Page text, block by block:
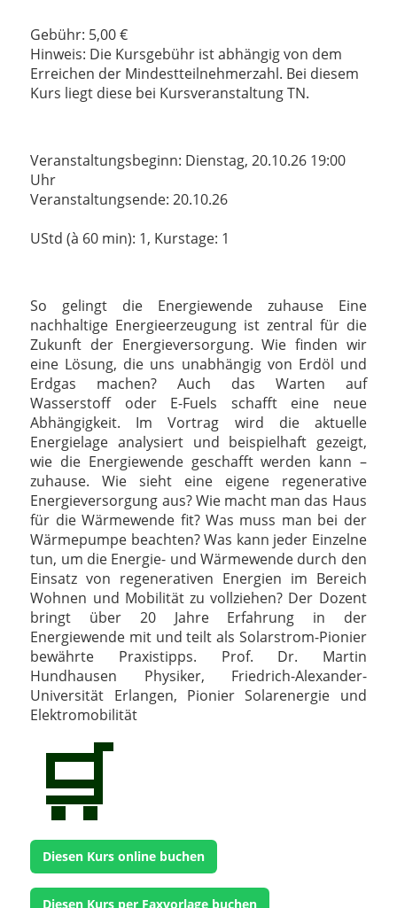
Gebühr: 5,00 €
Hinweis: Die Kursgebühr ist abhängig von dem
Erreichen der Mindestteilnehmerzahl. Bei diesem
Kurs liegt diese bei Kursveranstaltung TN.
Veranstaltungsbeginn: Dienstag, 20.10.26 19:00
Uhr
Veranstaltungsende: 20.10.26
UStd (à 60 min): 1, Kurstage: 1
So gelingt die Energiewende zuhause Eine
nachhaltige Energieerzeugung ist zentral für die
Zukunft der Energieversorgung. Wie finden wir
eine Lösung, die uns unabhängig von Erdöl und
Erdgas machen? Auch das Warten auf
Wasserstoff oder E-Fuels schafft eine neue
Abhängigkeit. Im Vortrag wird die aktuelle
Energielage analysiert und beispielhaft gezeigt,
wie die Energiewende geschafft werden kann –
zuhause. Wie sieht eine eigene regenerative
Energieversorgung aus? Wie macht man das Haus
für die Wärmewende fit? Was muss man bei der
Wärmepumpe beachten? Was kann jeder Einzelne
tun, um die Energie- und Wärmewende durch den
Einsatz von regenerativen Energien im Bereich
Wohnen und Mobilität zu vollziehen? Der Dozent
bringt über 20 Jahre Erfahrung in der
Energiewende mit und teilt als Solarstrom-Pionier
bewährte Praxistipps. Prof. Dr. Martin
Hundhausen Physiker, Friedrich-Alexander-
Universität Erlangen, Pionier Solarenergie und
Elektromobilität
🛒
Diesen Kurs online buchen
Diesen Kurs per Faxvorlage buchen